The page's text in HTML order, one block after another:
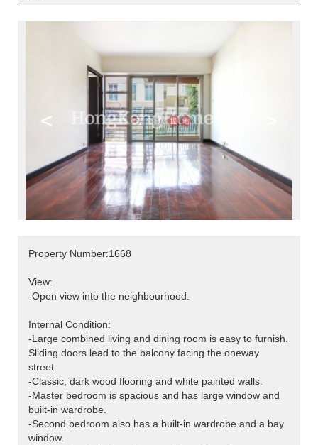
<
Property Number:1668
View:
-Open view into the neighbourhood.
Internal Condition:
-Large combined living and dining room is easy to furnish.
Sliding doors lead to the balcony facing the oneway
street.
-Classic, dark wood flooring and white painted walls.
-Master bedroom is spacious and has large window and
built-in wardrobe.
-Second bedroom also has a built-in wardrobe and a bay
window.